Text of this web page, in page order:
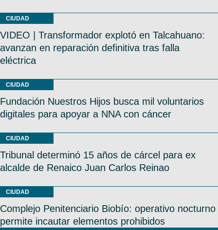
CIUDAD
VIDEO | Transformador explotó en Talcahuano:
avanzan en reparación definitiva tras falla
eléctrica
CIUDAD
Fundación Nuestros Hijos busca mil voluntarios
digitales para apoyar a NNA con cáncer
CIUDAD
Tribunal determinó 15 años de cárcel para ex
alcalde de Renaico Juan Carlos Reinao
CIUDAD
Complejo Penitenciario Biobío: operativo nocturno
permite incautar elementos prohibidos